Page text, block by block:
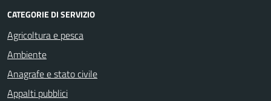
CATEGORIE DI SERVIZIO
Agricoltura e pesca
Ambiente
Anagrafe e stato civile
Appalti pubblici